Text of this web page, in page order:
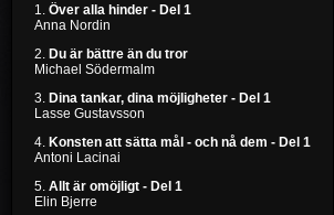
1. Över alla hinder - Del 1
Anna Nordin
2. Du är bättre än du tror
Michael Södermalm
3. Dina tankar, dina möjligheter - Del 1
Lasse Gustavsson
4. Konsten att sätta mål - och nå dem - Del 1
Antoni Lacinai
5. Allt är omöjligt - Del 1
Elin Bjerre